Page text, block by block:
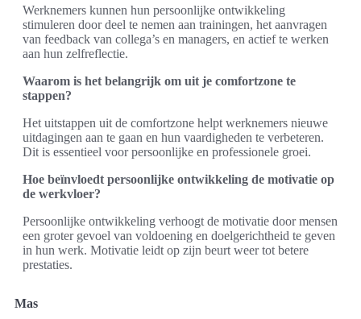
Werknemers kunnen hun persoonlijke ontwikkeling
stimuleren door deel te nemen aan trainingen, het aanvragen
van feedback van collega’s en managers, en actief te werken
aan hun zelfreflectie.
Waarom is het belangrijk om uit je comfortzone te
stappen?
Het uitstappen uit de comfortzone helpt werknemers nieuwe
uitdagingen aan te gaan en hun vaardigheden te verbeteren.
Dit is essentieel voor persoonlijke en professionele groei.
Hoe beïnvloedt persoonlijke ontwikkeling de motivatie op
de werkvloer?
Persoonlijke ontwikkeling verhoogt de motivatie door mensen
een groter gevoel van voldoening en doelgerichtheid te geven
in hun werk. Motivatie leidt op zijn beurt weer tot betere
prestaties.
Mas